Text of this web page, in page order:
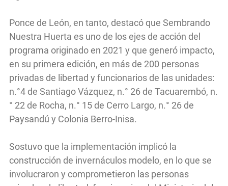
Ponce de León, en tanto, destacó que Sembrando
Nuestra Huerta es uno de los ejes de acción del
programa originado en 2021 y que generó impacto,
en su primera edición, en más de 200 personas
privadas de libertad y funcionarios de las unidades:
n.°4 de Santiago Vázquez, n.° 26 de Tacuarembó, n.
° 22 de Rocha, n.° 15 de Cerro Largo, n.° 26 de
Paysandú y Colonia Berro-Inisa.
Sostuvo que la implementación implicó la
construcción de invernáculos modelo, en lo que se
involucraron y comprometieron las personas